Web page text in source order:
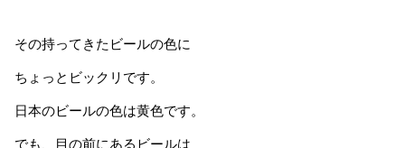
その持ってきたビールの色に
ちょっとビックリです。
日本のビールの色は黄色です。
でも、目の前にあるビールは